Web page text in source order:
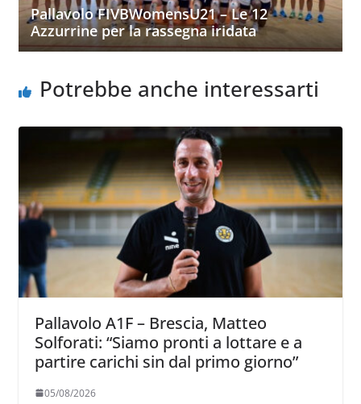
Pallavolo FIVBWomensU21 – Le 12
Azzurrine per la rassegna iridata
Potrebbe anche interessarti
Pallavolo A1F – Brescia, Matteo
Solforati: “Siamo pronti a lottare e a
partire carichi sin dal primo giorno”
05/08/2026